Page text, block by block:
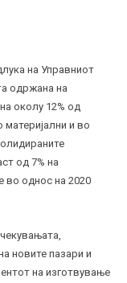
на Управниот
одржана на
околу 12% од
и во
од 7% на
во однос на 2020
новите пазари и
на изготвување